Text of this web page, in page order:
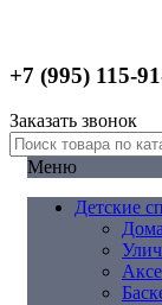
+7 (995) 115-
Заказать звонок
Меню
Детские